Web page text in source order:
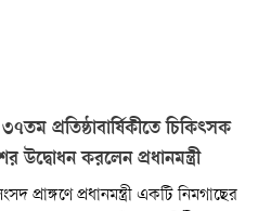
প্রতিষ্ঠাবার্ষিকীতে চিকিৎসক
উদ্বোধন করলেন প্রধানমন্ত্রী
প্রাঙ্গণে প্রধানমন্ত্রী একটি নিমগাছের